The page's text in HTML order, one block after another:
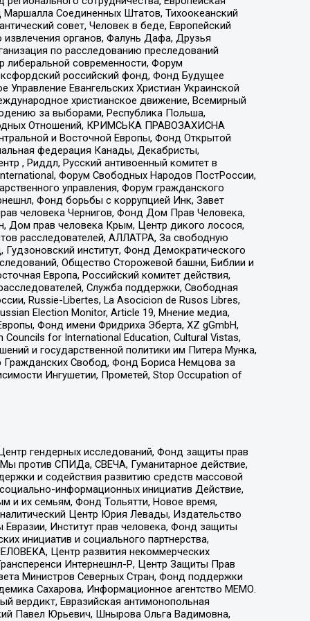
Соединенных Штатов, Тихоокеанский
совет, Человек в беде, Европейский
органов, Фалунь Дафа, Друзья
по расследованию преследований
либеральной современности, Форум
российский фонд, Фонд Будущее
Евангельских Христиан Украинской
христианское движение, Всемирный
за выборами, Республика Польша,
Отношений, КРИМСЬКА ПРАВОЗАХИСНА
и Восточной Европы, Фонд Открытой
федерация Канады, Декабристы,
, Риддл, Русский антивоенный комитет в
Форум Свободных Народов ПостРоссии,
управления, Форум гражданского
Фонд борьбы с коррупцией Инк, Завет
человека Чернигов, Фонд Дом Прав Человека,
Дом прав человека Крым, Центр дикого лосося,
расследователей, АЛЛАТРА, За свободную
институт, Фонд Демократического
Общество Сторожевой башни, Библии и
Европа, Российский комитет действия,
Служба поддержки, Свободная
Russie-Libertes, La Asocicion de Rusos Libres,
Election Monitor, Article 19, Мнение медиа,
Фонд имени Фридриха Эберта, XZ gGmbH,
for International Education, Cultural Vistas,
и государственной политики им Питера Мунка,
Свобод, Фонд Бориса Немцова за
Ингушетии, Прометей, Stop Occupation of
гендерных исследований, Фонд защиты прав
против СПИДа, СВЕЧА, Гуманитарное действие,
и содействия развитию средств массовой
информационных инициатив Действие,
и их семьям, Фонд Тольятти, Новое время,
Центр Юрия Левады, Издательство
Институт прав человека, Фонд защиты
инициатив и социального партнерства,
Центр развития некоммерческих
Интернешнл-Р, Центр Защиты Прав
Министров Северных Стран, Фонд поддержки
Сахарова, Информационное агентство МЕМО.
вердикт, Евразийская антимонопольная
Павел Юрьевич, Шнырова Ольга Вадимовна,